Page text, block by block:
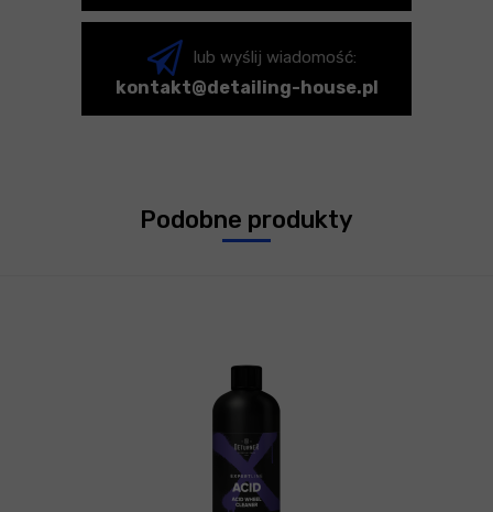
lub wyślij wiadomość:
kontakt@detailing-house.pl
Podobne produkty